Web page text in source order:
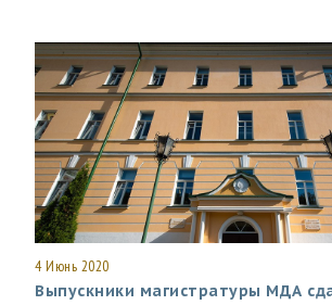
4 Июнь 2020
Выпускники магистратуры МДА